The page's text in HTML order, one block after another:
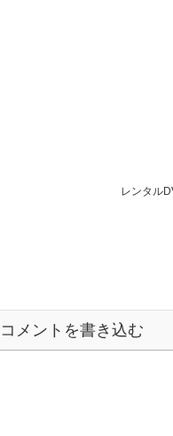
レンタル
コメントを書き込む